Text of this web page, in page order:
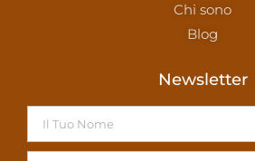
Chi sono
Blog
Newsletter